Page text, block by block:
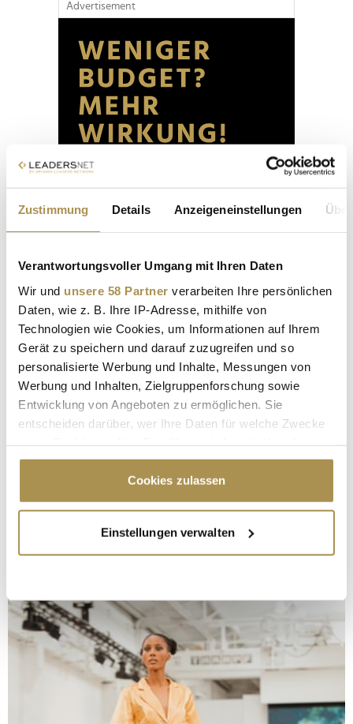
Zustimmung Details Anzeigeneinstellungen
Verantwortungsvoller Umgang mit Ihren Daten
Wir und unsere 58 Partner verarbeiten Ihre persönlichen
Daten, wie z. B. Ihre IP-Adresse, mithilfe von
Technologien wie Cookies, um Informationen auf Ihrem
Gerät zu speichern und darauf zuzugreifen und so
personalisierte Werbung und Inhalte, Messungen von
Werbung und Inhalten, Zielgruppenforschung sowie
Entwicklung von Angeboten zu ermöglichen. Sie
entscheiden darüber, wer Ihre Daten für welche Zwecke
Cookie-Erklärung oder durch Klicken auf das Privacy
Trigger Symbol ändern oder widerrufen
Informationen über Ihre geografische Lage
erfassen, welche bis auf einige Meter genau sein
bestimmten Merkmalen (Fingerprinting) identifizieren
Erfahren Sie mehr darüber, wie Ihre persönlichen Daten
verarbeitet werden, und legen Sie Ihre Präferenzen im
Abschnitt Einzelheitenfest.
Wir verwenden Cookies, um Inhalte und Anzeigen zu
Cookies zulassen
Einstellungen verwalten
Advertisement